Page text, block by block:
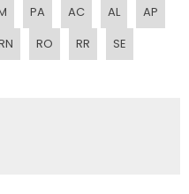
PA AC AL
AP
RO RR
SE